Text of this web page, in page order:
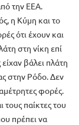
την ΕΕΑ.
η Κύμη και το
ότι έχουν και
στη νίκη επί
βάλει πλάτη
στην Ρόδο. Δεν
φορές.
τους παίκτες του
πρέπει να